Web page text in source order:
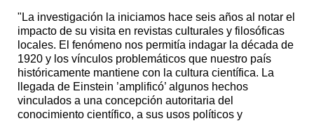
"La investigación la iniciamos hace seis años al notar el
impacto de su visita en revistas culturales y filosóficas
locales. El fenómeno nos permitía indagar la década de
1920 y los vínculos problemáticos que nuestro país
históricamente mantiene con la cultura científica. La
llegada de Einstein ’amplificó’ algunos hechos
vinculados a una concepción autoritaria del
conocimiento científico, a sus usos políticos y